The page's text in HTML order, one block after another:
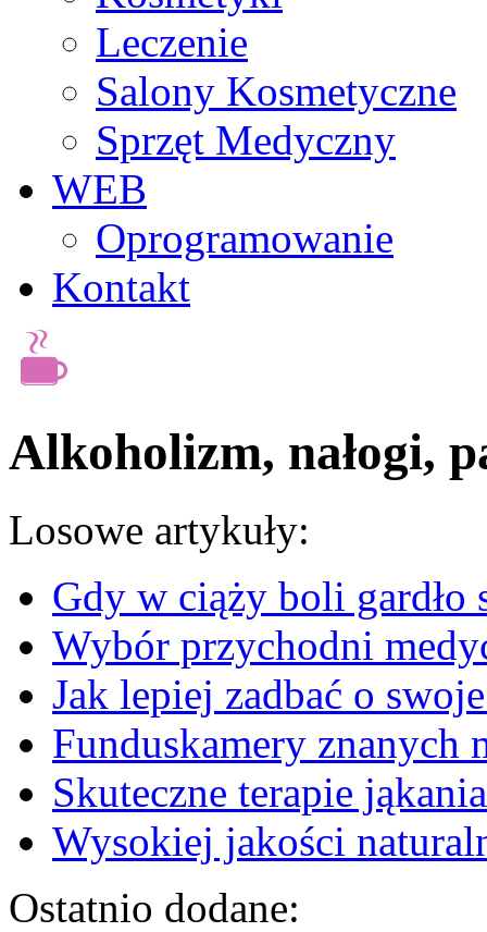
Leczenie
Salony Kosmetyczne
Sprzęt Medyczny
WEB
Oprogramowanie
Kontakt
Alkoholizm, nałogi,
Losowe artykuły:
Gdy w ciąży boli gardło
Wybór przychodni
Jak lepiej zadbać o
Funduskamery znanych
Skuteczne terapie
Wysokiej jakości
Ostatnio dodane: